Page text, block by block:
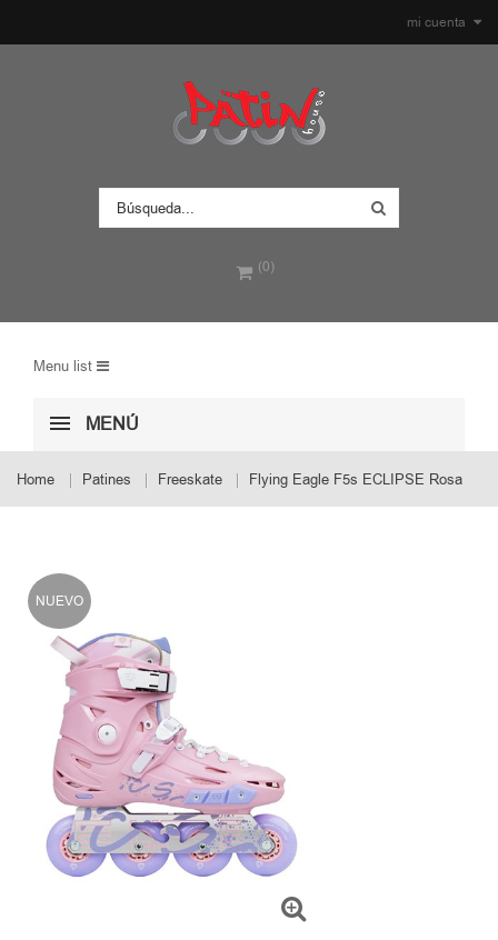
mi cuenta
(0)
Menu list
MENÚ
Home Patines Freeskate Flying Eagle F5s ECLIPSE Rosa
NUEVO